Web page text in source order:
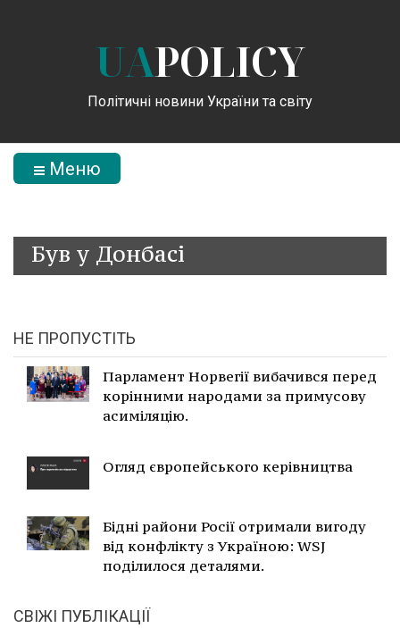
UAPOLICY
Політичні новини України та світу
Меню
Був у Донбасі
НЕ ПРОПУСТІТЬ
Парламент Норвегії вибачився перед
корінними народами за примусову
асиміляцію.
Огляд європейського керівництва
Бідні райони Росії отримали вигоду
від конфлікту з Україною: WSJ
поділилося деталями.
СВІЖІ ПУБЛІКАЦІЇ